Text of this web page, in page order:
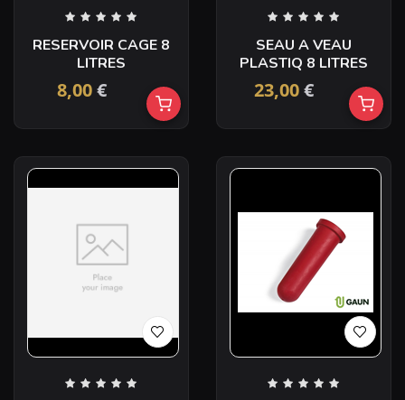
RESERVOIR CAGE 8
LITRES
8,00€
SEAU A VEAU
PLASTIQ 8 LITRES
23,00€